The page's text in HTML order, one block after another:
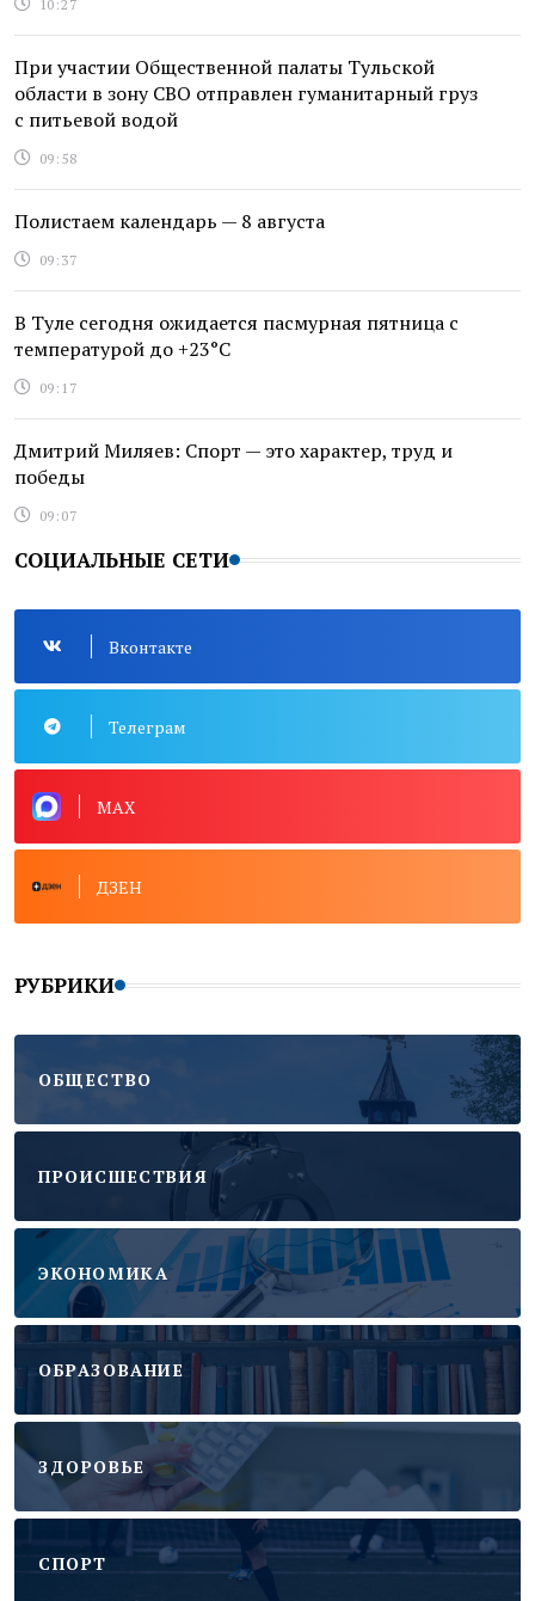
10:27
При участии Общественной палаты Тульской
области в зону СВО отправлен гуманитарный груз
с питьевой водой
09:58
Полистаем календарь — 8 августа
09:37
В Туле сегодня ожидается пасмурная пятница с
температурой до +23°С
09:17
Дмитрий Миляев: Спорт — это характер, труд и
победы
09:07
СОЦИАЛЬНЫЕ СЕТИ
Вконтакте
Телеграм
MAX
ДЗЕН
РУБРИКИ
ОБЩЕСТВО
ПРОИСШЕСТВИЯ
ЭКОНОМИКА
ОБРАЗОВАНИЕ
ЗДОРОВЬЕ
CПОРТ